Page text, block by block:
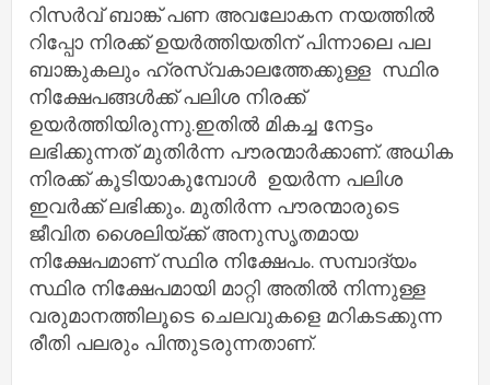
റിസര്‍വ് ബാങ്ക് പണ അവലോകന നയത്തില്‍
റിപ്പോ നിരക്ക് ഉയര്‍ത്തിയതിന് പിന്നാലെ പല
ബാങ്കുകലും ഹ്രസ്വകാലത്തേക്കുള്ള സ്ഥിര
നിക്ഷേപങ്ങള്‍ക്ക് പലിശ നിരക്ക്
ഉയര്‍ത്തിയിരുന്നു.ഇതില്‍ മികച്ച നേട്ടം
ലഭിക്കുന്നത് മുതിര്‍ന്ന പൗരന്മാര്‍ക്കാണ്. അധിക
നിരക്ക് കൂടിയാകുമ്പോൾ ഉയര്‍ന്ന പലിശ
ഇവര്‍ക്ക് ലഭിക്കും. മുതിര്‍ന്ന പൗരന്മാരുടെ
ജീവിത ശൈലിയ്ക്ക് അനുസൃതമായ
നിക്ഷേപമാണ് സ്ഥിര നിക്ഷേപം. സമ്പാദ്യം
സ്ഥിര നിക്ഷേപമായി മാറ്റി അതില്‍ നിന്നുള്ള
വരുമാനത്തിലൂടെ ചെലവുകളെ മറികടക്കുന്ന
രീതി പലരും പിന്തുടരുന്നതാണ്.